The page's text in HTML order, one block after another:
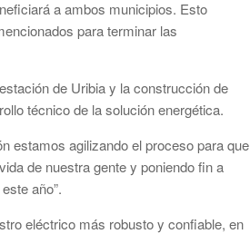
a ambos municipios. Esto
para terminar las
de Uribia y la construcción de
técnico de la solución energética.
estamos agilizando el proceso para que
de nuestra gente y poniendo fin a
año”.
eléctrico más robusto y confiable, en